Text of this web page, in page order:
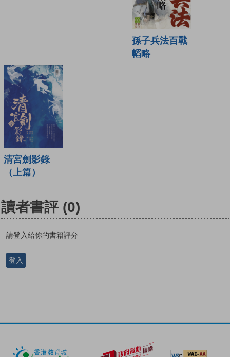
孫子兵法百戰
轁略
清宮劍影錄
（上篇）
讀者書評 (0)
請登入給你的書籍評分
登入